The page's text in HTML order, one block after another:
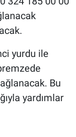
yurdu ile
Bu
yardımlar